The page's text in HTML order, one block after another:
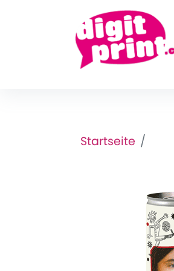
Startseite